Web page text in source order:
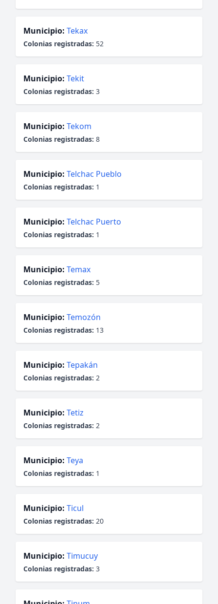
Municipio: Tekax
Colonias registradas: 52
Municipio: Tekit
Colonias registradas: 3
Municipio: Tekom
Colonias registradas: 8
Municipio: Telchac Pueblo
Colonias registradas: 1
Municipio: Telchac Puerto
Colonias registradas: 1
Municipio: Temax
Colonias registradas: 5
Municipio: Temozón
Colonias registradas: 13
Municipio: Tepakán
Colonias registradas: 2
Municipio: Tetiz
Colonias registradas: 2
Municipio: Teya
Colonias registradas: 1
Municipio: Ticul
Colonias registradas: 20
Municipio: Timucuy
Colonias registradas: 3